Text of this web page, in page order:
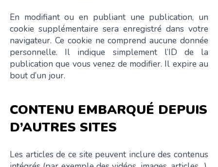
En modifiant ou en publiant une publication, un
cookie supplémentaire sera enregistré dans votre
navigateur. Ce cookie ne comprend aucune donnée
personnelle. Il indique simplement l’ID de la
publication que vous venez de modifier. Il expire au
bout d’un jour.
CONTENU EMBARQUÉ DEPUIS
D’AUTRES SITES
Les articles de ce site peuvent inclure des contenus